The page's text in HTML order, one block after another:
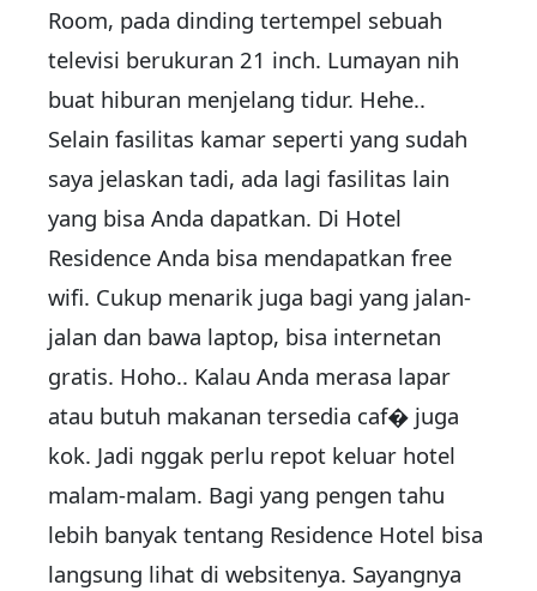
Room, pada dinding tertempel sebuah
televisi berukuran 21 inch. Lumayan nih
buat hiburan menjelang tidur. Hehe..
Selain fasilitas kamar seperti yang sudah
saya jelaskan tadi, ada lagi fasilitas lain
yang bisa Anda dapatkan. Di Hotel
Residence Anda bisa mendapatkan free
wifi. Cukup menarik juga bagi yang jalan-
jalan dan bawa laptop, bisa internetan
gratis. Hoho.. Kalau Anda merasa lapar
atau butuh makanan tersedia caf� juga
kok. Jadi nggak perlu repot keluar hotel
malam-malam. Bagi yang pengen tahu
lebih banyak tentang Residence Hotel bisa
langsung lihat di websitenya. Sayangnya